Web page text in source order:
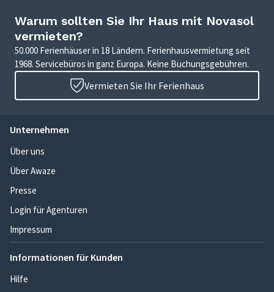
Warum sollten Sie Ihr Haus mit Novasol
vermieten?
50.000 Ferienhäuser in 18 Ländern. Ferienhausvermietung seit
1968. Servicebüros in ganz Europa. Keine Buchungsgebühren.
Vermieten Sie Ihr Ferienhaus
Unternehmen
Über uns
Über Awaze
Presse
Login für Agenturen
Impressum
Informationen für Kunden
Hilfe